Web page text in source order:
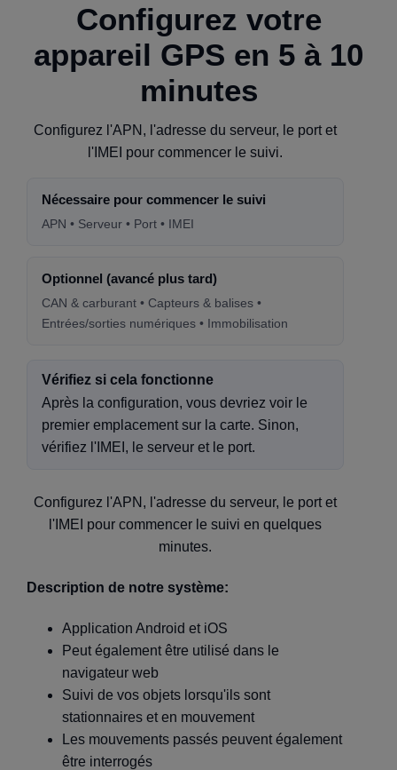
Configurez votre
appareil GPS en 5 à 10
minutes
Configurez l'APN, l'adresse du serveur, le port et
l'IMEI pour commencer le suivi.
Nécessaire pour commencer le suivi
APN • Serveur • Port • IMEI
Optionnel (avancé plus tard)
CAN & carburant • Capteurs & balises •
Entrées/sorties numériques • Immobilisation
Vérifiez si cela fonctionne
Après la configuration, vous devriez voir le
premier emplacement sur la carte. Sinon,
vérifiez l'IMEI, le serveur et le port.
Configurez l'APN, l'adresse du serveur, le port et
l'IMEI pour commencer le suivi en quelques
minutes.
Description de notre système:
Application Android et iOS
Peut également être utilisé dans le
navigateur web
Suivi de vos objets lorsqu'ils sont
stationnaires et en mouvement
Les mouvements passés peuvent également
être interrogés